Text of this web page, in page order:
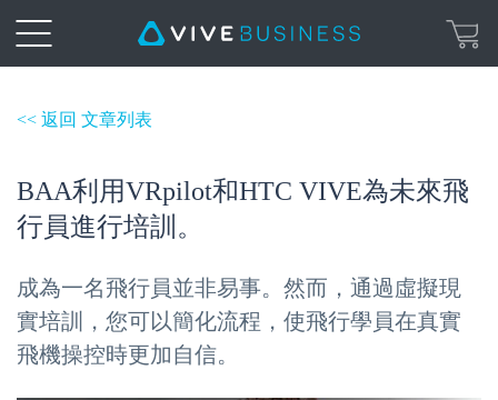
<< 返回 文章列表
BAA利用VRpilot和HTC VIVE為未來飛
行員進行培訓。
成為一名飛行員並非易事。然而，通過虛擬現
實培訓，您可以簡化流程，使飛行學員在真實
飛機操控時更加自信。